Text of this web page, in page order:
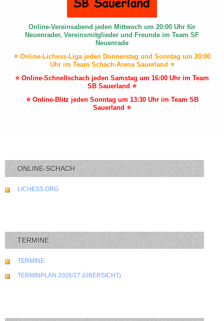
Online-Vereinsabend jeden Mittwoch um 20:00 Uhr für
Neuenrader, Vereinsmitglieder und Freunde im Team SF
Neuenrade
⭐ Online-Lichess-Liga jeden Donnerstag und Sonntag um 20:00
Uhr im Team Schach-Arena Sauerland ⭐
⭐ Online-Schnellschach jeden Samstag um 16:00 Uhr im Team
SB Sauerland ⭐
⭐ Online-Blitz jeden Sonntag um 13:30 Uhr im Team SB
Sauerland ⭐
ONLINE-SCHACH
LICHESS.ORG
TERMINE
TERMINE
TERMINPLAN 2026/27 (ÜBERSICHT)